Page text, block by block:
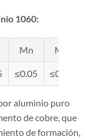
1060:
Mn Mg
≤0.05 ≤0.05
aluminio puro
de cobre, que
de formación,